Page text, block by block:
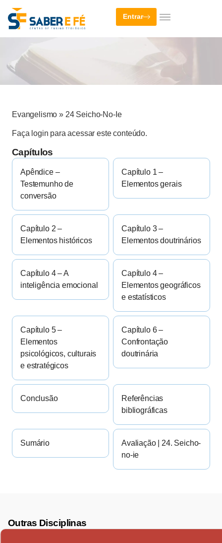
Entrar
Evangelismo » 24 Seicho-No-Ie
Faça login para acessar este conteúdo.
Capítulos
Apêndice –
Testemunho de
conversão
Capítulo 1 –
Elementos gerais
Capítulo 2 –
Elementos históricos
Capítulo 3 –
Elementos doutrinários
Capítulo 4 – A
inteligência emocional
Capítulo 4 –
Elementos geográficos
e estatísticos
Capítulo 5 –
Elementos
psicológicos, culturais
e estratégicos
Capítulo 6 –
Confrontação
doutrinária
Conclusão
Referências
bibliográficas
Sumário
Avaliação | 24. Seicho-
no-ie
Outras Disciplinas